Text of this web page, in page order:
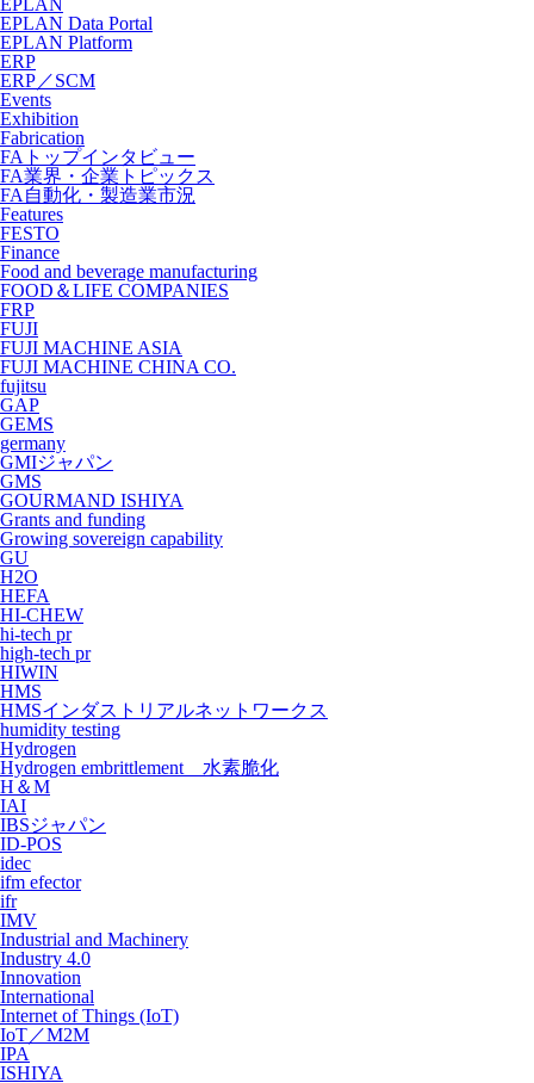
EPLAN
EPLAN Data Portal
EPLAN Platform
ERP
ERP／SCM
Events
Exhibition
Fabrication
FAトップインタビュー
FA業界・企業トピックス
FA自動化・製造業市況
Features
FESTO
Finance
Food and beverage manufacturing
FOOD＆LIFE COMPANIES
FRP
FUJI
FUJI MACHINE ASIA
FUJI MACHINE CHINA CO.
fujitsu
GAP
GEMS
germany
GMIジャパン
GMS
GOURMAND ISHIYA
Grants and funding
Growing sovereign capability
GU
H2O
HEFA
HI-CHEW
hi-tech pr
high-tech pr
HIWIN
HMS
HMSインダストリアルネットワークス
humidity testing
Hydrogen
Hydrogen embrittlement 水素脆化
H＆M
IAI
IBSジャパン
ID-POS
idec
ifm efector
ifr
IMV
Industrial and Machinery
Industry 4.0
Innovation
International
Internet of Things (IoT)
IoT／M2M
IPA
ISHIYA